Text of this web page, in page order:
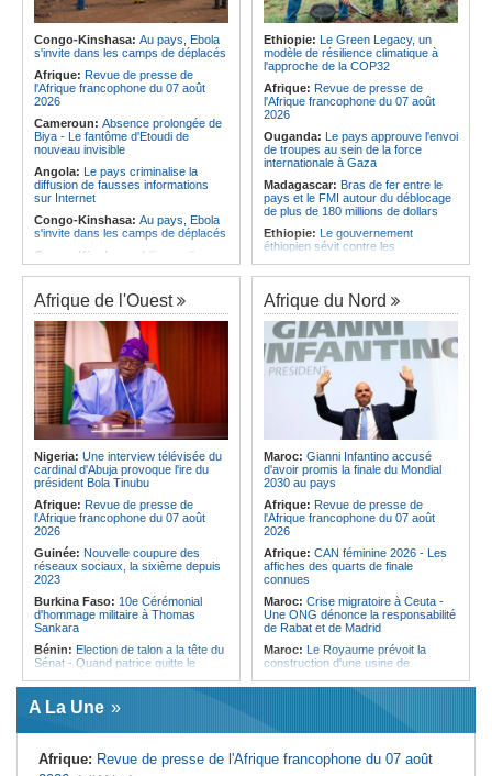
Afrique:La LSF salue le lancement
du premier ETF obligataire
souverain africain (USD) disponible
en Europe
Afrique: Promesse de la finale de la
Coupe du Monde 2030 au Maroc -
Infantino marquera-t-il le but de son
corrige le Kabuscorp en match de
préparation
Angola:Des experts prélèvent des
échantillons pour identifier les
victimes de l'accident de Cuanza-
Sul
Congo-Kinshasa: Au pays, Ebola
s'invite dans les camps de déplacés
Afrique: Revue de presse de
l'Afrique francophone du 07 août
2026
Cameroun: Absence prolongée de
Biya - Le fantôme d'Etoudi de
nouveau invisible
Angola: Le pays criminalise la
diffusion de fausses informations
sur Internet
Congo-Kinshasa: Au pays, Ebola
s'invite dans les camps de déplacés
Congo-Kinshasa:
A l'issue d'une
visite au pays, le chef de l'OMS
appelle à intensifier la riposte
Congo-Kinshasa:Transfert de 15
personnes vers l'AFC/M23
Centrafrique:
Un réseau mondial
de professionnels de la santé
connectés par la télémédecine
Congo-Kinshasa:Ebola au pays -
Africa CDC mise sur les
communautés
Afrique Centrale:L'explosion de la
demande de viande de brousse
extermine la faune sauvage
Ethiopie: Le Green Legacy, un
modèle de résilience climatique à
l'approche de la COP32
Afrique: Revue de presse de
l'Afrique francophone du 07 août
2026
Ouganda: Le pays approuve l'envoi
de troupes au sein de la force
internationale à Gaza
Madagascar: Bras de fer entre le
pays et le FMI autour du déblocage
de plus de 180 millions de dollars
Ethiopie: Le gouvernement
éthiopien sévit contre les
Kenya:Des associations de
femmes marchent pour dénoncer
les disparitions forcées
Afrique:La CEA renforce les
capacités des parlementaires de
l'Afrique de l'Est
Congo-Kinshasa:Après l'accord
avec une branche des FDLR, les
zones d'ombre persistent
Sud-Soudan:Le pays à la croisée
des chemins, alerte l'ONU
Rwanda:Rome et Kigali discutent
d'une possible externalisation au
pays des procédures d'asile à
destination de l'Italie
Afrique de l'Ouest
Nigeria: Une interview télévisée du
cardinal d'Abuja provoque l'ire du
président Bola Tinubu
Afrique: Revue de presse de
l'Afrique francophone du 07 août
2026
Guinée: Nouvelle coupure des
réseaux sociaux, la sixième depuis
2023
Burkina Faso: 10e Cérémonial
d'hommage militaire à Thomas
Sankara
Bénin: Election de talon a la tête du
Sénat - Quand patrice quitte le
Cameroun:
Biya - Le fantôme d'Etoudi de
cardinal d'Abuja provoque l'ire du
président Bola Tinubu
Afrique du Nord
Maroc: Gianni Infantino accusé
d'avoir promis la finale du Mondial
2030 au pays
Afrique: Revue de presse de
l'Afrique francophone du 07 août
2026
Afrique: CAN féminine 2026 - Les
affiches des quarts de finale
connues
Maroc: Crise migratoire à Ceuta -
Une ONG dénonce la responsabilité
de Rabat et de Madrid
Maroc: Le Royaume prévoit la
construction d'une usine de
déchets à Casablanca
agents de sécurité, selon des
associations
A La Une
Afrique: Revue de presse de l'Afrique francophone du 07 août